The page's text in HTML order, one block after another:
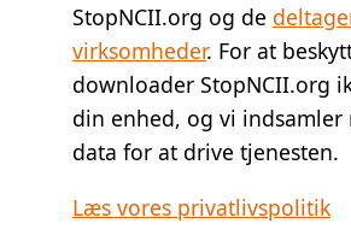
StopNCII.org og de
virksomheder. For at
downloader StopNCII.org
din enhed, og vi
data for at drive tjenesten.
Læs vores privatlivspolitik